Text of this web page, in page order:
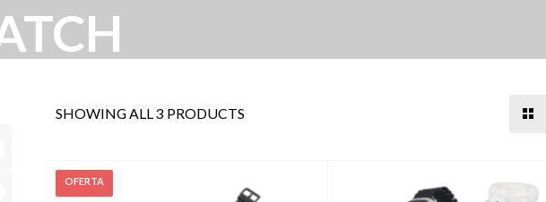
SHOWING ALL 3 PRODUCTS